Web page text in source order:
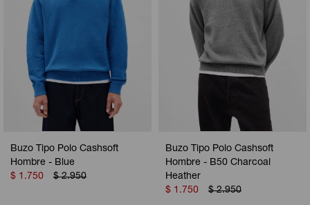
Buzo Tipo Polo Cashsoft
Hombre - Blue
$ 1.750 $ 2.950
Buzo Tipo Polo Cashsoft
Hombre - B50 Charcoal
Heather
$ 1.750 $ 2.950